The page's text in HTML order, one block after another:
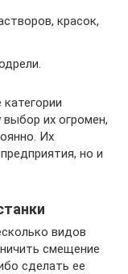
красок,
выбор их огромен,
Их
но и
видов
смещение
сделать ее